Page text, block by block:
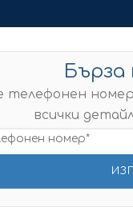
Бърза
телефонен
всички